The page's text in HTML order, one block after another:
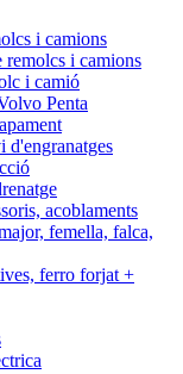
i camions
remolcs i camions
i camió
Penta
d'engranatges
acoblaments
femella, falca,
ferro forjat +